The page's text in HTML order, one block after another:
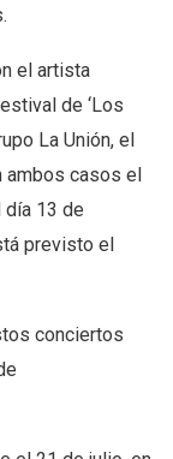
el artista
de ‘Los
La Unión, el
ambos casos el
día 13 de
previsto el
conciertos